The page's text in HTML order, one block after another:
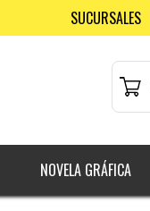
SUCURSALES
NOVELA GRÁFICA